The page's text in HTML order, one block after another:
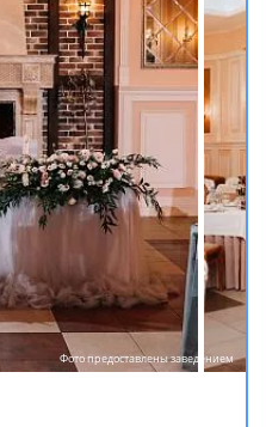
Фото предоставлены заведением